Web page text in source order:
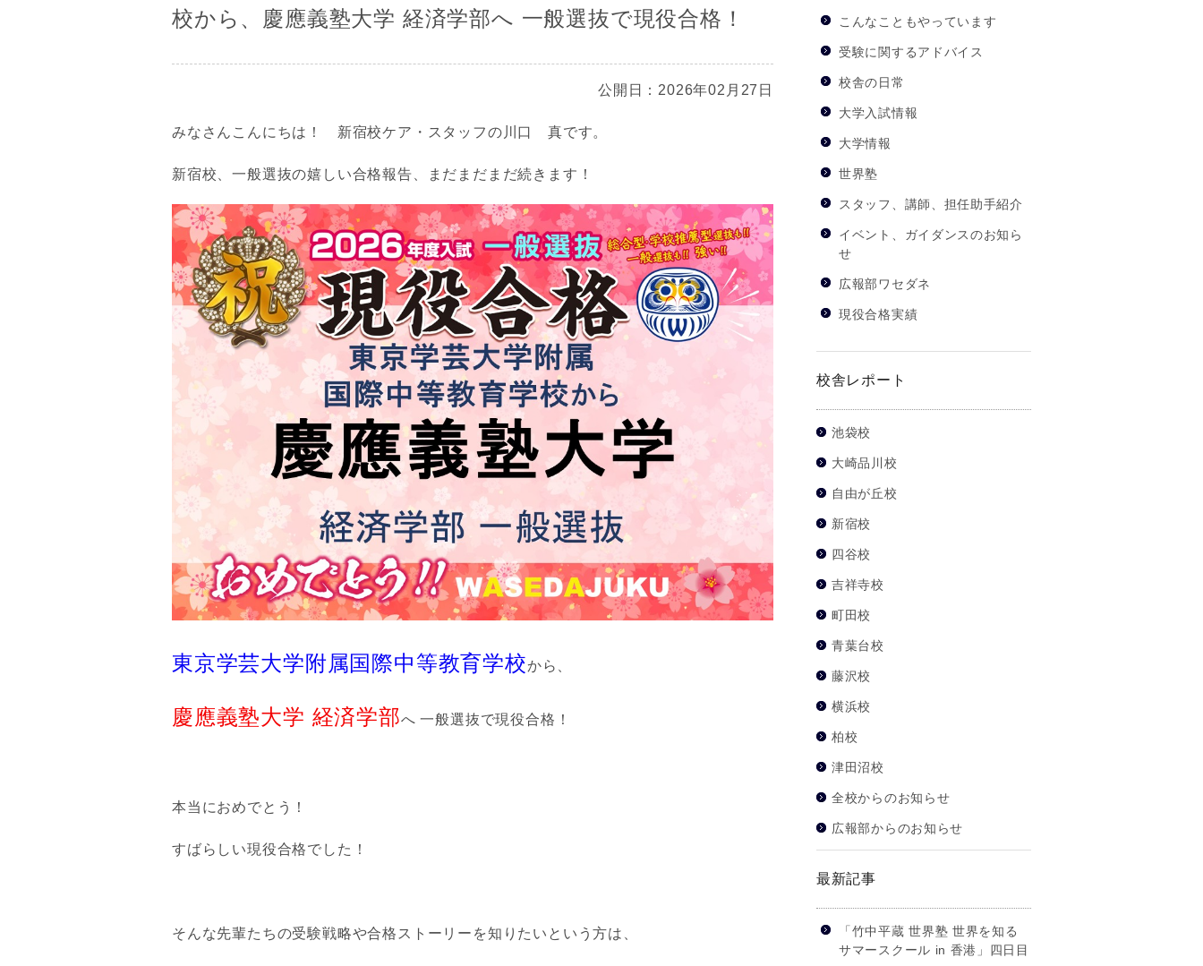
校から、慶應義塾大学 経済学部へ 一般選抜で現役合格！
公開日：2026年02月27日
みなさんこんにちは！ 新宿校ケア・スタッフの川口 真です。
新宿校、一般選抜の嬉しい合格報告、まだまだまだ続きます！
東京学芸大学附属国際中等教育学校から、
慶應義塾大学 経済学部へ 一般選抜で現役合格！
本当におめでとう！
すばらしい現役合格でした！
そんな先輩たちの受験戦略や合格ストーリーを知りたいという方は、
こんなこともやっています
受験に関するアドバイス
校舎の日常
大学入試情報
大学情報
世界塾
スタッフ、講師、担任助手紹介
イベント、ガイダンスのお知ら
せ
広報部ワセダネ
現役合格実績
校舎レポート
池袋校
大崎品川校
自由が丘校
新宿校
四谷校
吉祥寺校
町田校
青葉台校
藤沢校
横浜校
柏校
津田沼校
全校からのお知らせ
広報部からのお知らせ
最新記事
「竹中平蔵 世界塾 世界を知る
サマースクール in 香港」四日目